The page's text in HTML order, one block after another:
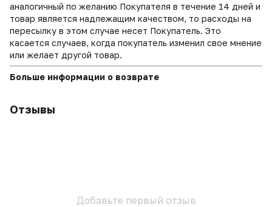
аналогичный по желанию Покупателя в течение 14 дней и
товар является надлежащим качеством, то расходы на
пересылку в этом случае несет Покупатель. Это
касается случаев, когда покупатель изменил свое мнение
или желает другой товар.
Больше информации о возврате
Отзывы
Добавьте первый отзыв